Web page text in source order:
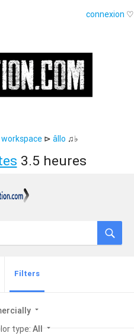
connexion ♡
workspace ⊳ âllo ♫♭
3.5 heures
Filters
arrow_drop_down
type: All arrow_drop_down